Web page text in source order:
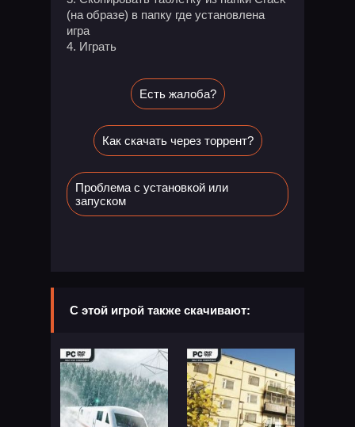
(на образе) в папку где установлена
игра
4. Играть
Есть жалоба?
Как скачать через торрент?
Проблема с установкой или
запуском
С этой игрой также скачивают: